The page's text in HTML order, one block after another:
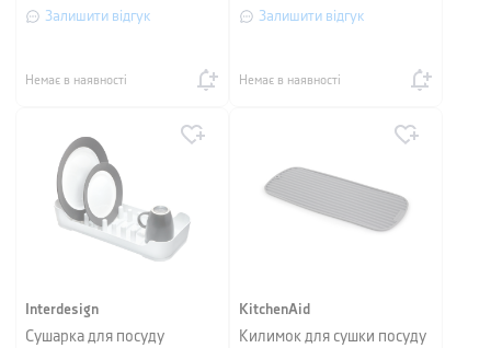
Залишити відгук
Немає в наявності
Залишити відгук
Немає в наявності
Interdesign
Сушарка для посуду
KitchenAid
Килимок для сушки посуду